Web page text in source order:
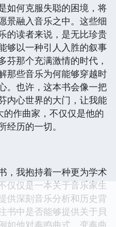
如何克服失聪的困境，将
景融入音乐之中。这些细
的读者来说，是无比珍贵
够以一种引人入胜的叙事
芬那个充满激情的时代，
那些音乐为何能够穿越时
。也许，这本书会像一把
内心世界的大门，让我能
的作曲家，不仅仅是他的
历的一切。
，我抱持着一种更为学术
仅仅是一本关于音乐家生
供深刻音乐分析和历史背
书中是否能够提供关于貝
如他对奏鸣曲式、变奏曲